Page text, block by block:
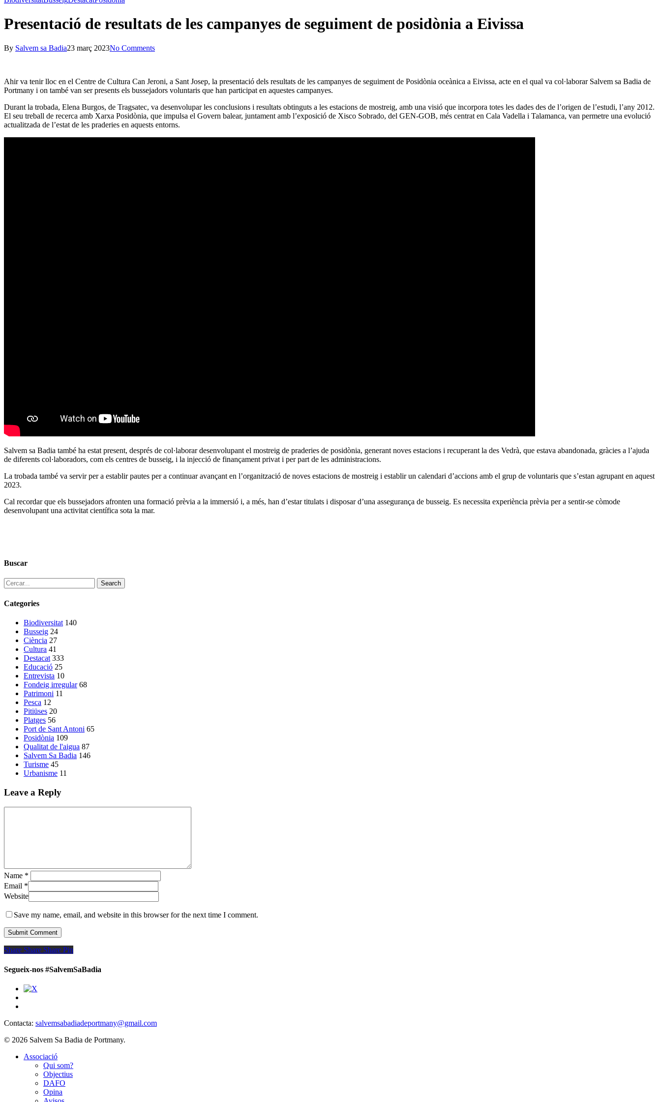
Presentació de resultats de les campanyes de seguiment de posidònia a Eivissa
By Salvem sa Badia23 març 2023No Comments
Ahir va tenir lloc en el Centre de Cultura Can Jeroni, a Sant Josep, la presentació dels resultats de les campanyes de seguiment de Posidònia oceànica a Eivissa, acte en el qual va col·laborar Salvem sa Badia de
Portmany i on també van ser presents els bussejadors voluntaris que han participat en aquestes campanyes.
Durant la trobada, Elena Burgos, de Tragsatec, va desenvolupar les conclusions i resultats obtinguts a les estacions de mostreig, amb una visió que incorpora totes les dades des de l’origen de l’estudi, l’any 2012.
El seu treball de recerca amb Xarxa Posidònia, que impulsa el Govern balear, juntament amb l’exposició de Xisco Sobrado, del GEN-GOB, més centrat en Cala Vadella i Talamanca, van permetre una evolució
actualitzada de l’estat de les praderies en aquests entorns.
Salvem sa Badia també ha estat present, després de col·laborar desenvolupant el mostreig de praderies de posidònia, generant noves estacions i recuperant la des Vedrà, que estava abandonada, gràcies a l’ajuda
de diferents col·laboradors, com els centres de busseig, i la injecció de finançament privat i per part de les administracions.
La trobada també va servir per a establir pautes per a continuar avançant en l’organització de noves estacions de mostreig i establir un calendari d’accions amb el grup de voluntaris que s’estan agrupant en aquest
2023.
Cal recordar que els bussejadors afronten una formació prèvia a la immersió i, a més, han d’estar titulats i disposar d’una assegurança de busseig. Es necessita experiència prèvia per a sentir-se còmode
desenvolupant una activitat científica sota la mar.
Buscar
Search
Categories
Biodiversitat 140
Busseig 24
Ciència 27
Cultura 41
Destacat 333
Educació 25
Entrevista 10
Fondeig irregular 68
Patrimoni 11
Pesca 12
Pitiüses 20
Platges 56
Port de Sant Antoni 65
Posidònia 109
Qualitat de l'aigua 87
Salvem Sa Badia 146
Turisme 45
Urbanisme 11
Leave a Reply
Name *
Email *
Website
Save my name, email, and website in this browser for the next time I comment.
Share
Share Share Share Pin
Segueix-nos #SalvemSaBadia
Contacta: salvemsabadiadeportmany@gmail.com
© 2026 Salvem Sa Badia de Portmany.
Close
Associació
Qui som?
Objectius
DAFO
Opina